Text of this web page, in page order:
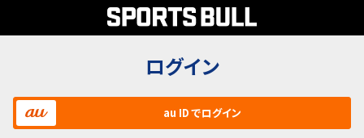
ログイン
au ID でログイン